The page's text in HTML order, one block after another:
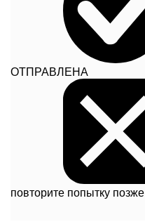
ОТПРАВЛЕНА
повторите попытку позже